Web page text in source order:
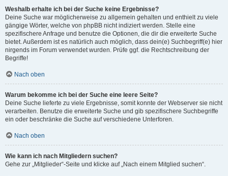
Weshalb erhalte ich bei der Suche keine Ergebnisse?
Deine Suche war möglicherweise zu allgemein gehalten und enthielt zu viele
gängige Wörter, welche von phpBB nicht indiziert werden. Stelle eine
spezifischere Anfrage und benutze die Optionen, die dir die erweiterte Suche
bietet. Außerdem ist es natürlich auch möglich, dass dein(e) Suchbegriff(e) hier
nirgends im Forum verwendet wurden. Prüfe ggf. die Rechtschreibung der
Begriffe!
Nach oben
Warum bekomme ich bei der Suche eine leere Seite?
Deine Suche lieferte zu viele Ergebnisse, somit konnte der Webserver sie nicht
verarbeiten. Benutze die erweiterte Suche und gib spezifischere Suchbegriffe
ein oder beschränke die Suche auf verschiedene Unterforen.
Nach oben
Wie kann ich nach Mitgliedern suchen?
Gehe zur „Mitglieder“-Seite und klicke auf „Nach einem Mitglied suchen“.